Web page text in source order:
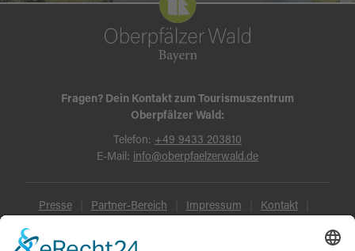
Fragen? Dein Kontakt zum Tourismuszentrum
Oberpfälzer Wald:
Telefon: +49 9433 203810
E-Mail: info@oberpfaelzerwald.de
Presse Partner-Bereich Impressum Kontakt
Datenschutz